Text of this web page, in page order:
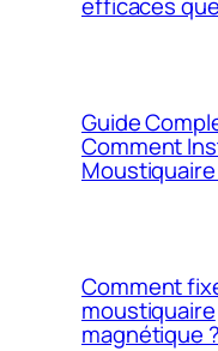
Guide
Comment
Moustiquaire
Comment
moustiquaire
magnétique ?